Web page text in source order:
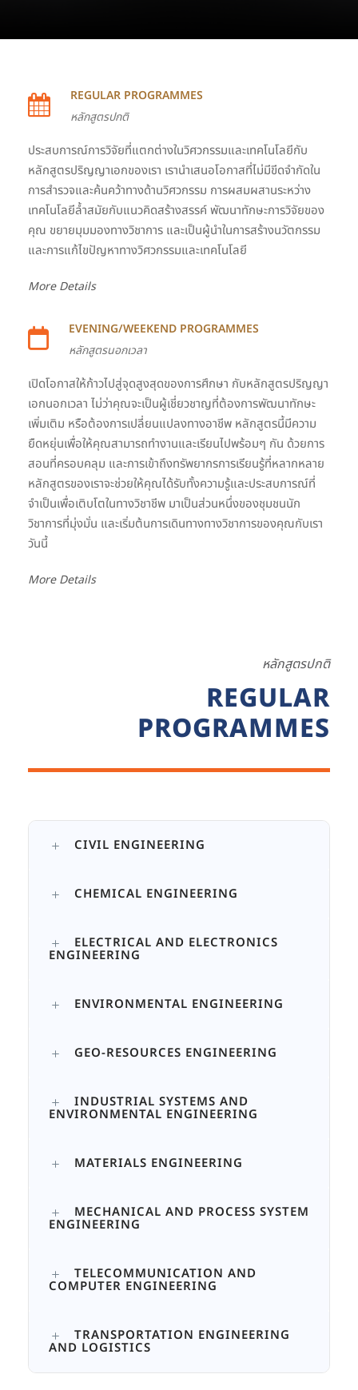
REGULAR PROGRAMMES
หลักสูตรปกติ
ประสบการณ์การวิจัยที่แตกต่างในวิศวกรรมและเทคโนโลยีกับ
หลักสูตรปริญญาเอกของเรา เรานำเสนอโอกาสที่ไม่มีขีดจำกัดใน
การสำรวจและค้นคว้าทางด้านวิศวกรรม การผสมผสานระหว่าง
เทคโนโลยีล้ำสมัยกับแนวคิดสร้างสรรค์ พัฒนาทักษะการวิจัยของ
คุณ ขยายมุมมองทางวิชาการ และเป็นผู้นำในการสร้างนวัตกรรม
และการแก้ไขปัญหาทางวิศวกรรมและเทคโนโลยี
More Details
EVENING/WEEKEND PROGRAMMES
หลักสูตรนอกเวลา
เปิดโอกาสให้ก้าวไปสู่จุดสูงสุดของการศึกษา กับหลักสูตรปริญญา
เอกนอกเวลา ไม่ว่าคุณจะเป็นผู้เชี่ยวชาญที่ต้องการพัฒนาทักษะ
เพิ่มเติม หรือต้องการเปลี่ยนแปลงทางอาชีพ หลักสูตรนี้มีความ
ยืดหยุ่นเพื่อให้คุณสามารถทำงานและเรียนไปพร้อมๆ กัน ด้วยการ
สอนที่ครอบคลุม และการเข้าถึงทรัพยากรการเรียนรู้ที่หลากหลาย
หลักสูตรของเราจะช่วยให้คุณได้รับทั้งความรู้และประสบการณ์ที่
จำเป็นเพื่อเติบโตในทางวิชาชีพ มาเป็นส่วนหนึ่งของชุมชนนัก
วิชาการที่มุ่งมั่น และเริ่มต้นการเดินทางทางวิชาการของคุณกับเรา
วันนี้
More Details
หลักสูตรปกติ
REGULAR
PROGRAMMES
CIVIL ENGINEERING
CHEMICAL ENGINEERING
ELECTRICAL AND ELECTRONICS
ENGINEERING
ENVIRONMENTAL ENGINEERING
GEO-RESOURCES ENGINEERING
INDUSTRIAL SYSTEMS AND
ENVIRONMENTAL ENGINEERING
MATERIALS ENGINEERING
MECHANICAL AND PROCESS SYSTEM
ENGINEERING
TELECOMMUNICATION AND
COMPUTER ENGINEERING
TRANSPORTATION ENGINEERING
AND LOGISTICS